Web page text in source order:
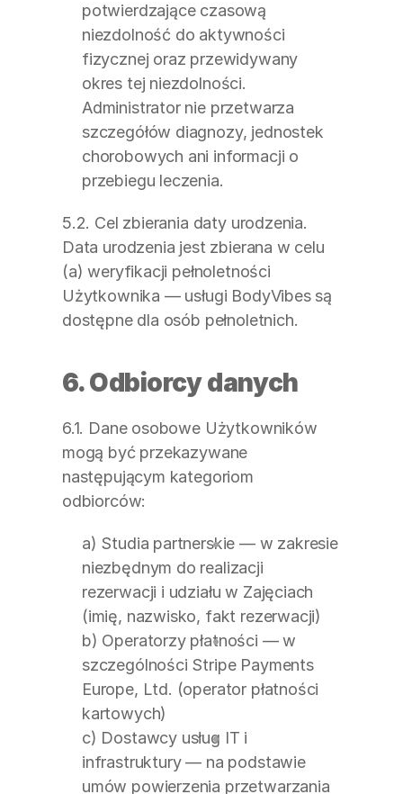
potwierdzające czasową
niezdolność do aktywności
fizycznej oraz przewidywany
okres tej niezdolności.
Administrator nie przetwarza
szczegółów diagnozy, jednostek
chorobowych ani informacji o
przebiegu leczenia.
5.2. Cel zbierania daty urodzenia.
Data urodzenia jest zbierana w celu
(a) weryfikacji pełnoletności
Użytkownika — usługi BodyVibes są
dostępne dla osób pełnoletnich.
6. Odbiorcy danych
6.1. Dane osobowe Użytkowników
mogą być przekazywane
następującym kategoriom
odbiorców:
a) Studia partnerskie — w zakresie
niezbędnym do realizacji
rezerwacji i udziału w Zajęciach
(imię, nazwisko, fakt rezerwacji)
b) Operatorzy płatności — w
szczególności Stripe Payments
Europe, Ltd. (operator płatności
kartowych)
c) Dostawcy usług IT i
infrastruktury — na podstawie
umów powierzenia przetwarzania